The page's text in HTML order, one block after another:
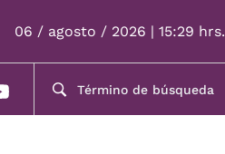
06 / agosto / 2026 | 15:29 hrs.